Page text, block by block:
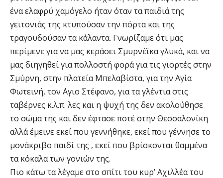
ένα ελαφρύ χαμόγελο ήταν όταν τα παιδιά της
γειτονιάς της κτυπούσαν την πόρτα και της
τραγουδούσαν τα κάλαντα. Γνωρίζαμε ότι μας
περίμενε για να μας κεράσει Σμυρνέϊκα γλυκά, και να
μας διηγηθεί για πολλοστή φορά για τις γιορτές στην
Σμύρνη, στην πλατεία Μπελαβίστα, για την Αγία
Φωτεινή, τον ΄Αγιο Στέφανο, για τα γλέντια στις
ταβέρνες κ.λ.π. λες και η ψυχή της δεν ακολούθησε
το σώμα της και δεν έφτασε ποτέ στην Θεσσαλονίκη
αλλά έμεινε εκεί που γεννήθηκε, εκεί που γέννησε το
μονάκριβο παιδί της , εκεί που βρίσκονται θαμμένα
τα κόκαλα των γονιών της.
Πιο κάτω τα λέγαμε στο σπίτι του κυρ’ Αχιλλέα του